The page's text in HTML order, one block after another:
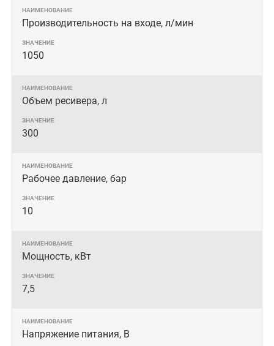
Производительность на входе, л/мин
1050
Объем ресивера, л
300
Рабочее давление, бар
10
Мощность, кВт
7,5
Напряжение питания, В